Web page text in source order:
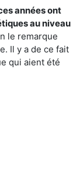
années ont
au niveau
le remarque
Il y a de ce fait
qui aient été